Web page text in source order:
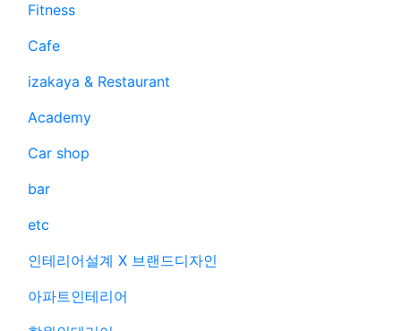
Fitness
Cafe
izakaya & Restaurant
Academy
Car shop
bar
etc
인테리어설계 X 브랜드디자인
아파트인테리어